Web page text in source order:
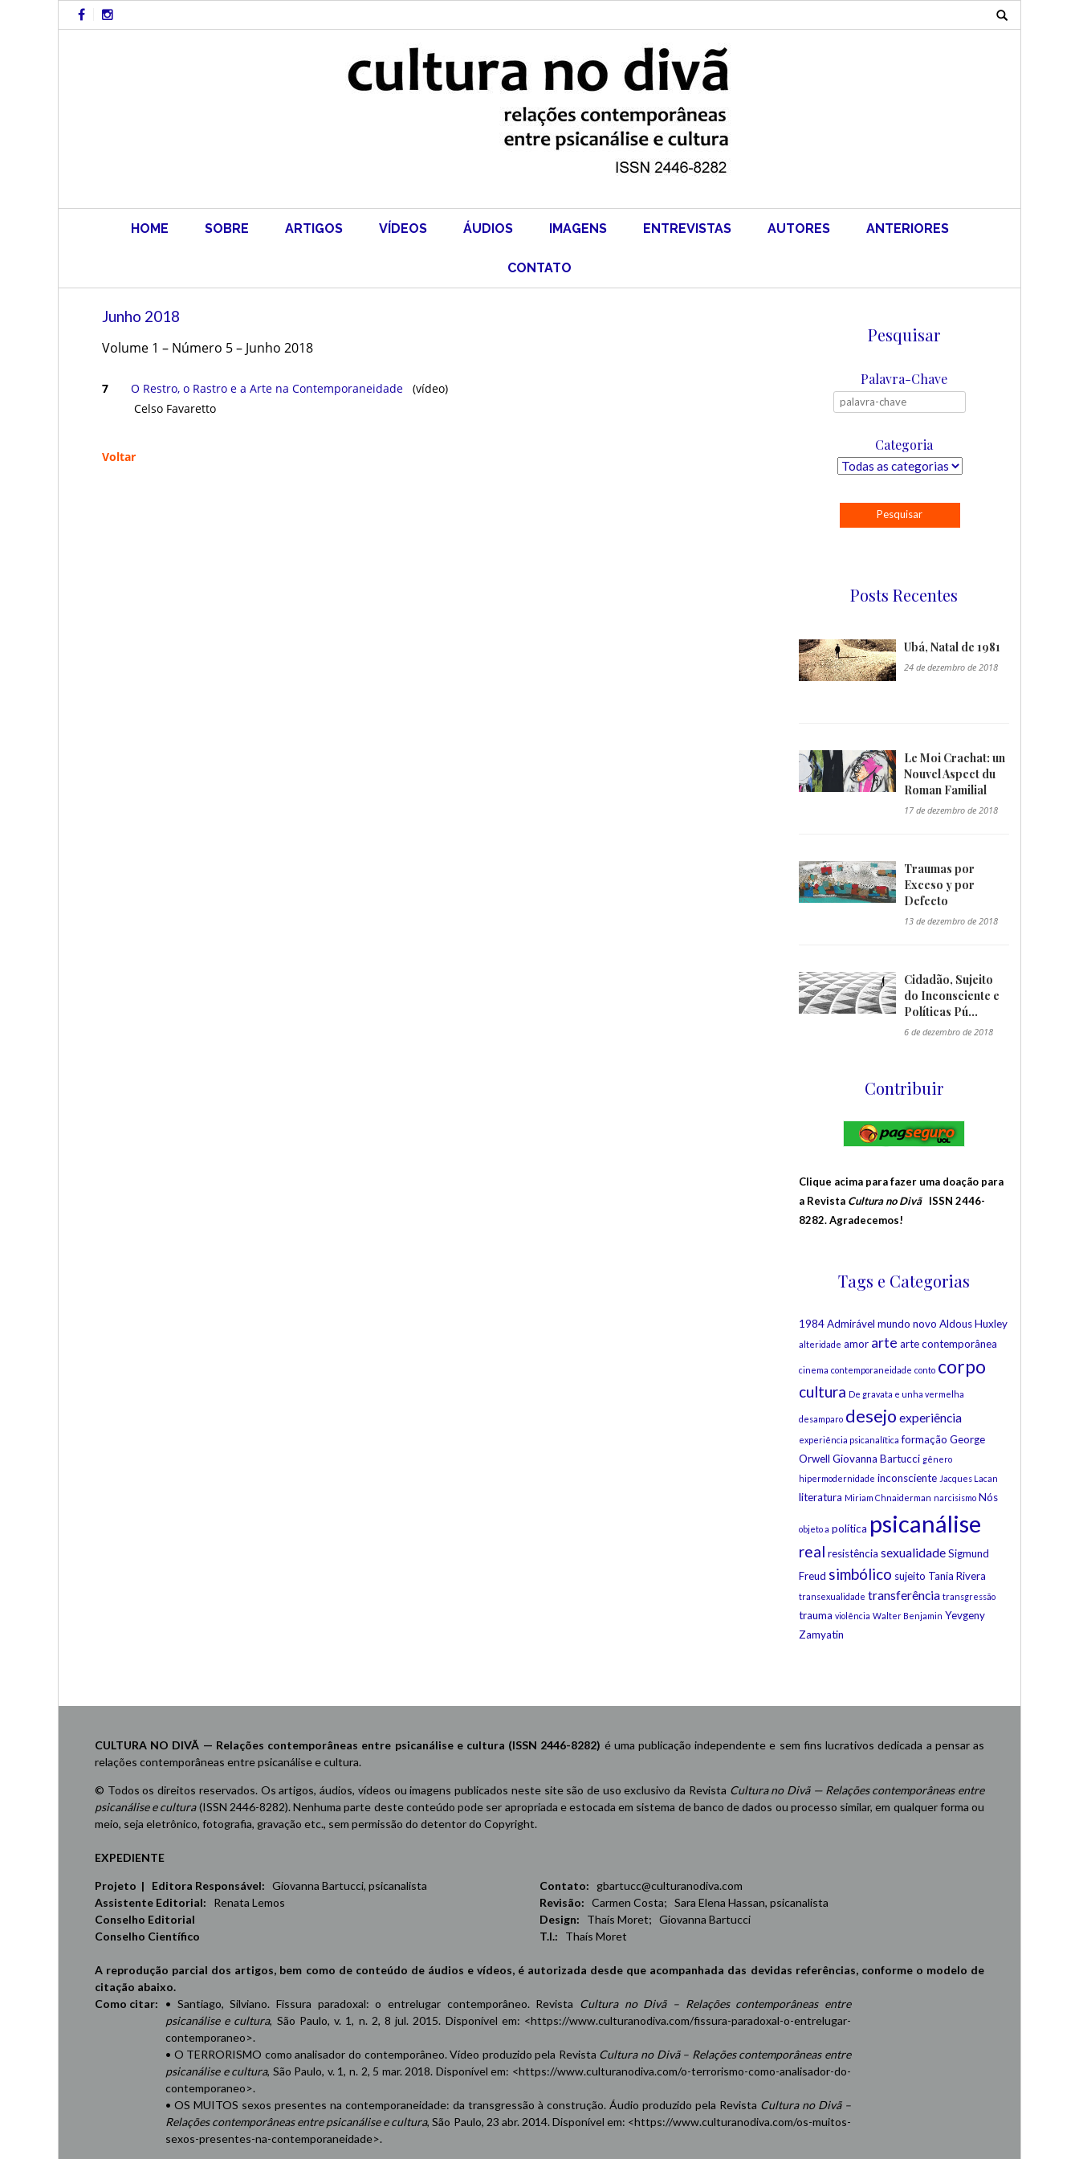
Skip
to
Search
for:
HOME SOBRE ARTIGOS VÍDEOS ÁUDIOS IMAGENS ENTREVISTAS AUTORES ANTERIORES
CONTATO
Junho 2018
Volume 1 – Número 5 – Junho 2018
7
O Restro, o Rastro e a Arte na Contemporaneidade (vídeo)
Celso Favaretto
Voltar
Pesquisar
Palavra-Chave
Categoria
Posts Recentes
"/>
Ubá, Natal de 1981
24 de dezembro de 2018
"/>
Le Moi Crachat: un
Nouvel Aspect du
Roman Familial
17 de dezembro de 2018
"/>
Traumas por
Exceso y por
Defecto
13 de dezembro de 2018
"/>
Cidadão, Sujeito
do Inconsciente e
Políticas Pú...
6 de dezembro de 2018
Contribuir
Clique acima para fazer uma doação para
a Revista Cultura no Divã ISSN 2446-
8282. Agradecemos!
Tags e Categorias
1984 Admirável mundo novo Aldous Huxley
alteridade amor arte arte contemporânea
cinema contemporaneidade conto corpo
cultura De gravata e unha vermelha
desamparo desejo experiência
experiência psicanalítica formação George
Orwell Giovanna Bartucci gênero
hipermodernidade inconsciente Jacques Lacan
literatura Miriam Chnaiderman narcisismo Nós
objeto a política psicanálise
real resistência sexualidade Sigmund
Freud simbólico sujeito Tania Rivera
transexualidade transferência transgressão
trauma violência Walter Benjamin Yevgeny
Zamyatin
CULTURA NO DIVÃ — Relações contemporâneas entre psicanálise e cultura (ISSN 2446-8282) é uma publicação independente e sem fins lucrativos dedicada a pensar as
relações contemporâneas entre psicanálise e cultura.
© Todos os direitos reservados. Os artigos, áudios, vídeos ou imagens publicados neste site são de uso exclusivo da Revista Cultura no Divã — Relações contemporâneas entre
psicanálise e cultura(ISSN 2446-8282). Nenhuma parte deste conteúdo pode ser apropriada e estocada em sistema de banco de dados ou processo similar, em qualquer forma ou
meio, seja eletrônico, fotografia, gravação etc., sem permissão do detentor do Copyright.
EXPEDIENTE
Projeto | Editora Responsável: Giovanna Bartucci, psicanalista
Assistente Editorial: Renata Lemos
Conselho Editorial
Conselho Científico
Contato: gbartucc@culturanodiva.com
Revisão: Carmen Costa; Sara Elena Hassan, psicanalista
Design: Thaís Moret; Giovanna Bartucci
T.I.: Thaís Moret
A reprodução parcial dos artigos, bem como de conteúdo de áudios e vídeos, é autorizada desde que acompanhada das devidas referências, conforme o modelo de
citação abaixo.
Como citar:
• Santiago, Silviano. Fissura paradoxal: o entrelugar contemporâneo. Revista Cultura no Divã – Relações contemporâneas entre
psicanálise e cultura, São Paulo, v. 1, n. 2, 8 jul. 2015. Disponível em: <https://www.culturanodiva.com/fissura-paradoxal-o-entrelugar-
contemporaneo>.
• O TERRORISMO como analisador do contemporâneo. Vídeo produzido pela Revista Cultura no Divã – Relações contemporâneas entre
psicanálise e cultura, São Paulo, v. 1, n. 2, 5 mar. 2018. Disponível em: <https://www.culturanodiva.com/o-terrorismo-como-analisador-do-
contemporaneo>.
• OS MUITOS sexos presentes na contemporaneidade: da transgressão à construção. Áudio produzido pela Revista Cultura no Divã –
Relações contemporâneas entre psicanálise e cultura, São Paulo, 23 abr. 2014. Disponível em: <https://www.culturanodiva.com/os-muitos-
sexos-presentes-na-contemporaneidade>.